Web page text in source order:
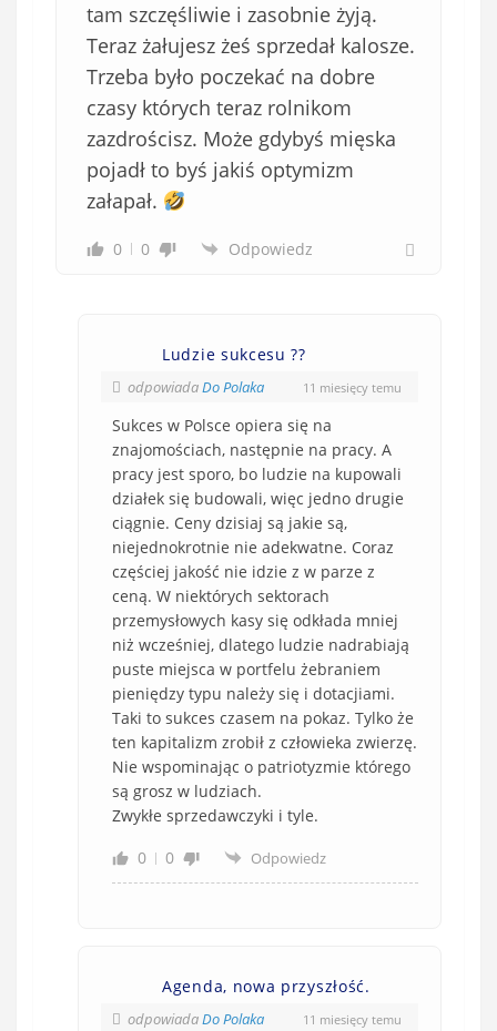
tam szczęśliwie i zasobnie żyją.
Teraz żałujesz żeś sprzedał kalosze.
Trzeba było poczekać na dobre
czasy których teraz rolnikom
zazdrościsz. Może gdybyś mięska
pojadł to byś jakiś optymizm
załapał.
0 0 Odpowiedz
Ludzie sukcesu ??
odpowiadaDo Polaka 11 miesięcy temu
Sukces w Polsce opiera się na
znajomościach, następnie na pracy. A
pracy jest sporo, bo ludzie na kupowali
działek się budowali, więc jedno drugie
ciągnie. Ceny dzisiaj są jakie są,
niejednokrotnie nie adekwatne. Coraz
częściej jakość nie idzie z w parze z
ceną. W niektórych sektorach
przemysłowych kasy się odkłada mniej
niż wcześniej, dlatego ludzie nadrabiają
puste miejsca w portfelu żebraniem
pieniędzy typu należy się i dotacjiami.
Taki to sukces czasem na pokaz. Tylko że
ten kapitalizm zrobił z człowieka zwierzę.
Nie wspominając o patriotyzmie którego
są grosz w ludziach.
Zwykłe sprzedawczyki i tyle.
0
0 Odpowiedz
Agenda, nowa przyszłość.
odpowiadaDo Polaka 11 miesięcy temu